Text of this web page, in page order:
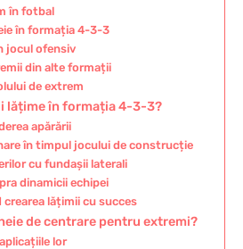
în fotbal
în formația 4-3-3
jocul ofensiv
din alte formații
de extrem
lățime în formația 4-3-3?
apărării
în timpul jocului de construcție
cu fundașii laterali
dinamicii echipei
lățimii cu succes
de centrare pentru extremi?
lor